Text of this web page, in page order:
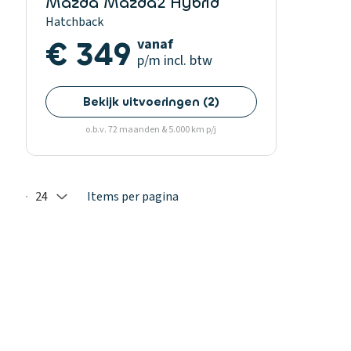
Hatchback
€ 349 vanaf
p/m incl. btw
Bekijk uitvoeringen (2)
o.b.v. 72 maanden & 5.000 km p/j
Selected: 24
24 Items per pagina